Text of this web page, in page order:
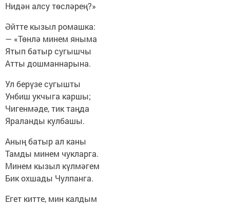
Нидән алсу төсләрең?»
Әйтте кызыл ромашка:
— «Төнлә минем яныма
Ятып батыр сугышчы
Атты дошманнарына.
Ул берүзе сугышты
Унбиш укчыга каршы;
Чигенмәде, тик таңда
Яраланды кулбашы.
Аның батыр ал каны
Тамды минем чукларга.
Минем кызыл күлмәгем
Бик охшады Чулпанга.
Егет китте, мин калдым